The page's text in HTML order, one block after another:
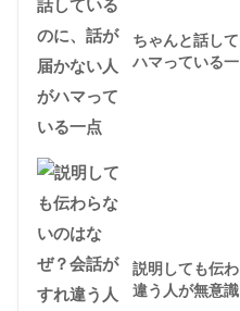
ちゃんと話し
ハマっている
説明しても伝
違う人が無意